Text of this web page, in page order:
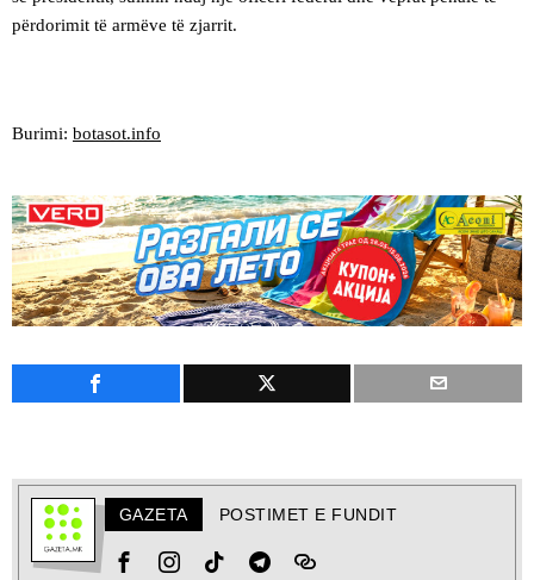
përdorimit të armëve të zjarrit.
Burimi: botasot.info
GAZETA POSTIMET E FUNDIT